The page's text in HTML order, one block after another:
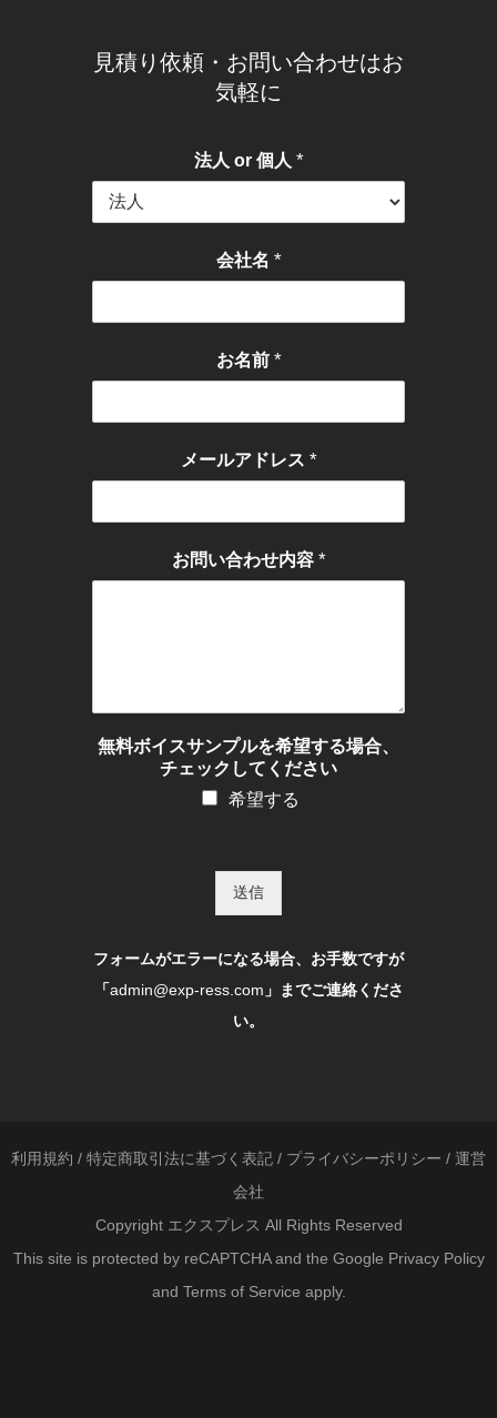
見積り依頼・お問い合わせはお
気軽に
法人 or 個人 *
会社名 *
お名前 *
メールアドレス *
お問い合わせ内容 *
無料ボイスサンプルを希望する場合、
チェックしてください
希望する
送信
フォームがエラーになる場合、お手数ですが
「admin@exp-ress.com 」までご連絡くださ
い。
利用規約 / 特定商取引法に基づく表記 / プライバシーポリシー / 運営
会社
Copyright エクスプレス All Rights Reserved
This site is protected by reCAPTCHA and the Google Privacy Policy
and Terms of Service apply.